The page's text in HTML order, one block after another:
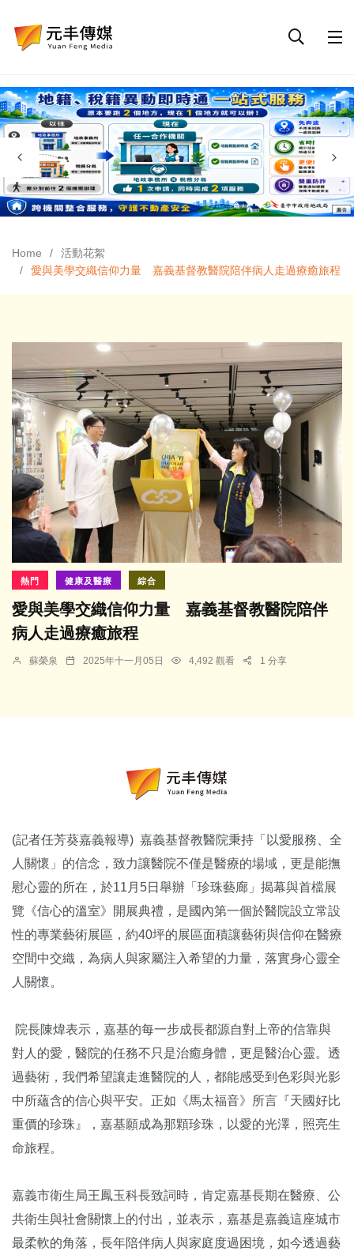
Home
活動花絮
愛與美學交織信仰力量 嘉義基督教醫院陪伴病人走過療癒旅程
熱門 健康及醫療 綜合
愛與美學交織信仰力量 嘉義基督教醫院陪伴
病人走過療癒旅程
蘇榮泉 2025年十一月05日 4,492 觀看 1 分享
(記者任芳葵嘉義報導) 嘉義基督教醫院秉持「以愛服務、全
人關懷」的信念，致力讓醫院不僅是醫療的場域，更是能撫
慰心靈的所在，於11月5日舉辦「珍珠藝廊」揭幕與首檔展
覽《信心的溫室》開展典禮，是國內第一個於醫院設立常設
性的專業藝術展區，約40坪的展區面積讓藝術與信仰在醫療
空間中交織，為病人與家屬注入希望的力量，落實身心靈全
人關懷。
院長陳煒表示，嘉基的每一步成長都源自對上帝的信靠與
對人的愛，醫院的任務不只是治癒身體，更是醫治心靈。透
過藝術，我們希望讓走進醫院的人，都能感受到色彩與光影
中所蘊含的信心與平安。正如《馬太福音》所言『天國好比
重價的珍珠』，嘉基願成為那顆珍珠，以愛的光澤，照亮生
命旅程。
嘉義市衛生局王鳳玉科長致詞時，肯定嘉基長期在醫療、公
共衛生與社會關懷上的付出，並表示，嘉基是嘉義這座城市
最柔軟的角落，長年陪伴病人與家庭度過困境，如今透過藝